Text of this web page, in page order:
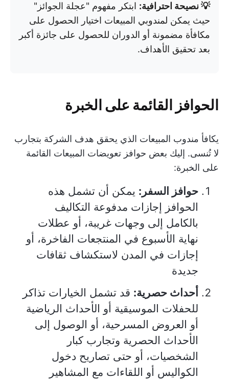
💡 نصيحة احترافية: ابتكر مفهوم "عجلة الجوائز"
حيث يمكن لمندوبي المبيعات اختيار الحصول على
مكافأة مضمونة أو الدوران للحصول على جائزة أكبر
بعد تحقيق الأهداف.
الحوافز القائمة على الخبرة
يكافأ مندوب المبيعات الذي يحقق هدف الشركة بتجارب
لا تُنسى. إليك بعض حوافز تعويضات المبيعات القائمة
على الخبرة:
حوافز السفر: يمكن أن تشمل هذه
الحوافز إجازات مدفوعة التكاليف
بالكامل إلى وجهات غريبة، أو عطلات
نهاية الأسبوع في المنتجعات الفاخرة، أو
إجازات في المدن لاستكشاف ثقافات
جديدة
أحداث حصرية: قد تشمل الخيارات تذاكر
للحفلات الموسيقية أو الأحداث الرياضية
أو العروض المسرحية، أو الوصول إلى
الأحداث الحصرية وتجارب كبار
الشخصيات، أو حتى تصاريح دخول
الكواليس أو اللقاءات مع المشاهير